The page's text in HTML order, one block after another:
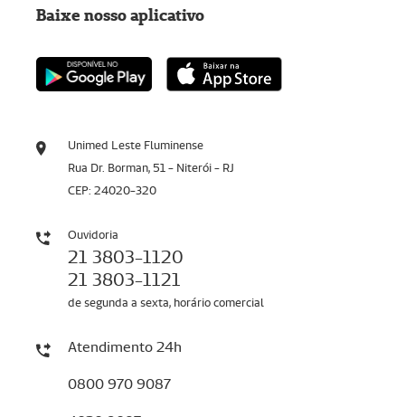
Unimed Leste Fluminense
Rua Dr. Borman, 51 - Niterói - RJ
CEP: 24020-320
Ouvidoria
21 3803-1120
21 3803-1121
de segunda a sexta, horário comercial
Atendimento 24h
0800 970 9087
Baixe nosso aplicativo